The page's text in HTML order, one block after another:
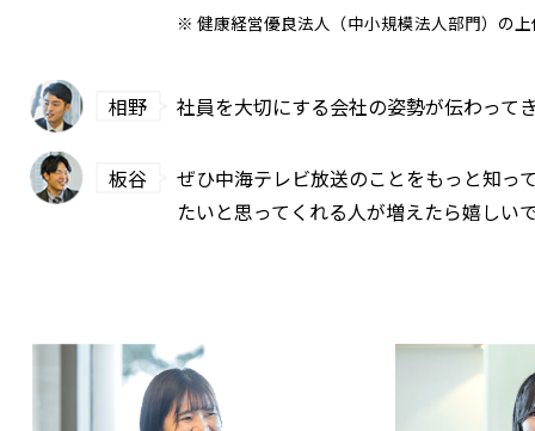
※ 健康経営優良法人（中小規模法人部門）の
相野 社員を大切にする会社の姿勢が伝わって
板谷
ぜひ中海テレビ放送のことをもっと知っ
たいと思ってくれる人が増えたら嬉しい